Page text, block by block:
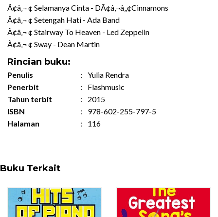
Ã¢â‚¬ ¢ Selamanya Cinta - DÃ¢â‚¬â„¢Cinnamons
Ã¢â‚¬ ¢ Setengah Hati - Ada Band
Ã¢â‚¬ ¢ Stairway To Heaven - Led Zeppelin
Ã¢â‚¬ ¢ Sway - Dean Martin
Rincian buku:
Penulis :
Yulia Rendra
Penerbit
:
Flashmusic
Tahun terbit
:
2015
ISBN
:
978-602-255-797-5
Halaman
: 116
Buku Terkait